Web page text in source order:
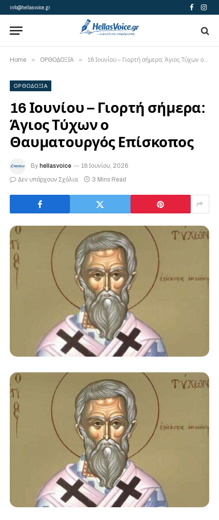
info@hellasvoice.gr Facebook
Home » ΟΡΘΟΔΟΞΙΑ » 16 Ιουνίου – Γιορτή σήμερα: Άγιος Τύχων ο Θαυματουργός Επίσκοπος
ΟΡΘΟΔΟΞΙΑ
16 Ιουνίου – Γιορτή σήμερα:
Άγιος Τύχων ο
Θαυματουργός Επίσκοπος
By hellasvoice
16 Ιουνίου, 2026
Δεν υπάρχουν Σχόλια
3 Mins Read